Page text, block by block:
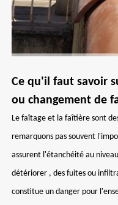
Ce qu'il faut savoir
ou changement de
Le faîtage et la faîtière sont
remarquons pas souvent
assurent l'étanchéité au
détériorer , des fuites ou
constitue un danger pour